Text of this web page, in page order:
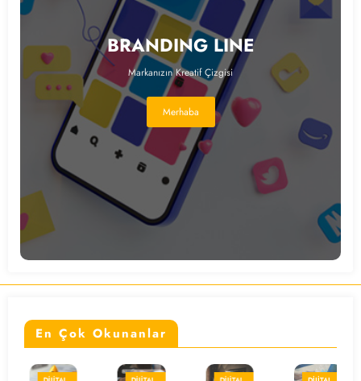
BRANDING LINE
Markanızın Kreatif Çizgisi
Merhaba
En Çok Okunanlar